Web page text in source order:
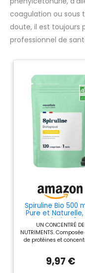
testés sur les
génétiquement
coagulation ou sous
doute, il est toujours
professionnel de
Spiruline Bio 500
Pure et Naturelle,
Comprimés - 1
UN CONCENTRÉ DE
NUTRIMENTS.
de protéines et
naturelle9,97 €